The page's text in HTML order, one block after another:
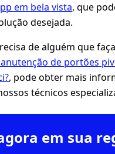
em bela vista, que
desejada.
de alguém que
de portões
, pode obter mais
técnicos
em sua